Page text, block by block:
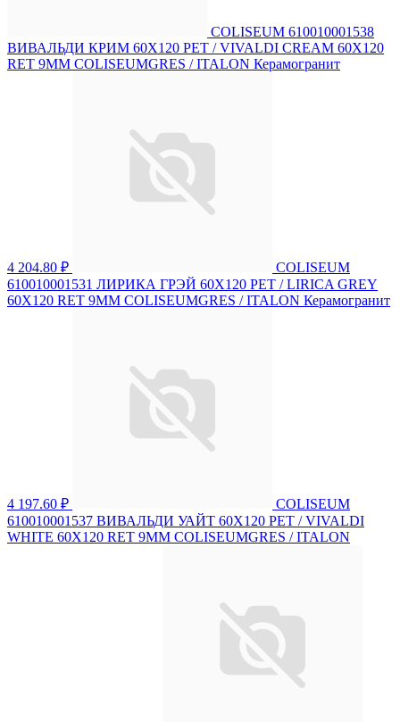
COLISEUM 610010001538
ВИВАЛЬДИ КРИМ 60X120 РЕТ / VIVALDI CREAM 60X120
RET 9MM COLISEUMGRES / ITALON Керамогранит
4 204.80 ₽
COLISEUM
610010001531 ЛИРИКА ГРЭЙ 60X120 РЕТ / LIRICA GREY
60X120 RET 9MM COLISEUMGRES / ITALON Керамогранит
4 197.60 ₽
COLISEUM
610010001537 ВИВАЛЬДИ УАЙТ 60X120 РЕТ / VIVALDI
WHITE 60X120 RET 9MM COLISEUMGRES / ITALON